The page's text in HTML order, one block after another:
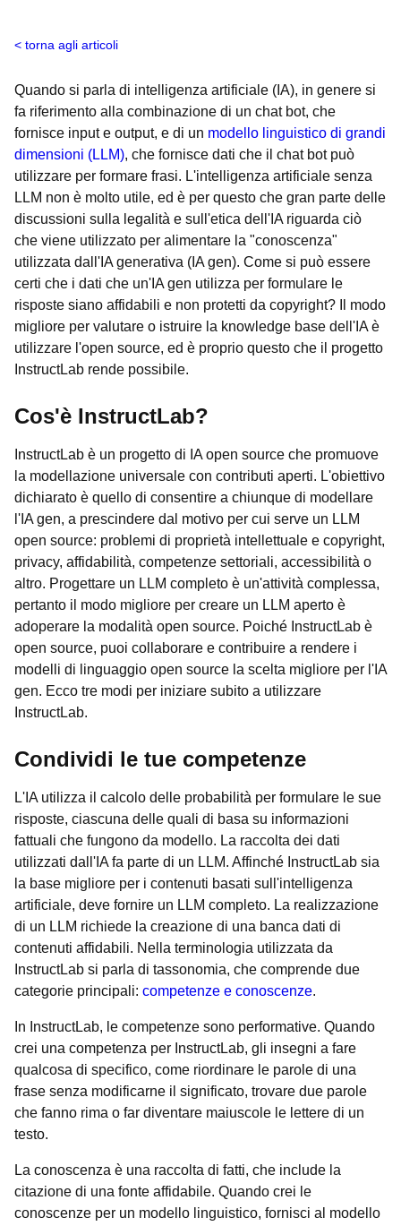
torna agli articoli
Quando si parla di intelligenza artificiale (IA), in genere si
fa riferimento alla combinazione di un chat bot, che
fornisce input e output, e di un modello linguistico di grandi
dimensioni (LLM), che fornisce dati che il chat bot può
utilizzare per formare frasi. L'intelligenza artificiale senza
LLM non è molto utile, ed è per questo che gran parte delle
discussioni sulla legalità e sull'etica dell'IA riguarda ciò
che viene utilizzato per alimentare la "conoscenza"
utilizzata dall'IA generativa (IA gen). Come si può essere
certi che i dati che un'IA gen utilizza per formulare le
risposte siano affidabili e non protetti da copyright? Il modo
migliore per valutare o istruire la knowledge base dell'IA è
utilizzare l'open source, ed è proprio questo che il progetto
InstructLab rende possibile.
Cos'è InstructLab?
InstructLab è un progetto di IA open source che promuove
la modellazione universale con contributi aperti. L'obiettivo
dichiarato è quello di consentire a chiunque di modellare
l'IA gen, a prescindere dal motivo per cui serve un LLM
open source: problemi di proprietà intellettuale e copyright,
privacy, affidabilità, competenze settoriali, accessibilità o
altro. Progettare un LLM completo è un'attività complessa,
pertanto il modo migliore per creare un LLM aperto è
adoperare la modalità open source. Poiché InstructLab è
open source, puoi collaborare e contribuire a rendere i
modelli di linguaggio open source la scelta migliore per l'IA
gen. Ecco tre modi per iniziare subito a utilizzare
InstructLab.
Condividi le tue competenze
L'IA utilizza il calcolo delle probabilità per formulare le sue
risposte, ciascuna delle quali di basa su informazioni
fattuali che fungono da modello. La raccolta dei dati
utilizzati dall'IA fa parte di un LLM. Affinché InstructLab sia
la base migliore per i contenuti basati sull'intelligenza
artificiale, deve fornire un LLM completo. La realizzazione
di un LLM richiede la creazione di una banca dati di
contenuti affidabili. Nella terminologia utilizzata da
InstructLab si parla di tassonomia, che comprende due
categorie principali: competenze e conoscenze.
In InstructLab, le competenze sono performative. Quando
crei una competenza per InstructLab, gli insegni a fare
qualcosa di specifico, come riordinare le parole di una
frase senza modificarne il significato, trovare due parole
che fanno rima o far diventare maiuscole le lettere di un
testo.
La conoscenza è una raccolta di fatti, che include la
citazione di una fonte affidabile. Quando crei le
conoscenze per un modello linguistico, fornisci al modello